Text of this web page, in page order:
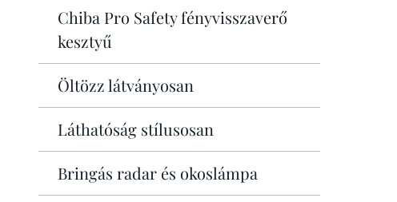
Chiba Pro Safety fényvisszaverő
kesztyű
Öltözz látványosan
Láthatóság stílusosan
Bringás radar és okoslámpa